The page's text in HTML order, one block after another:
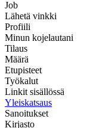
Job
Lähetä vinkki
Profiili
Minun kojelautani
Tilaus
Määrä
Etupisteet
Työkalut
Linkit sisällössä
Yleiskatsaus
Sanoitukset
Kirjasto